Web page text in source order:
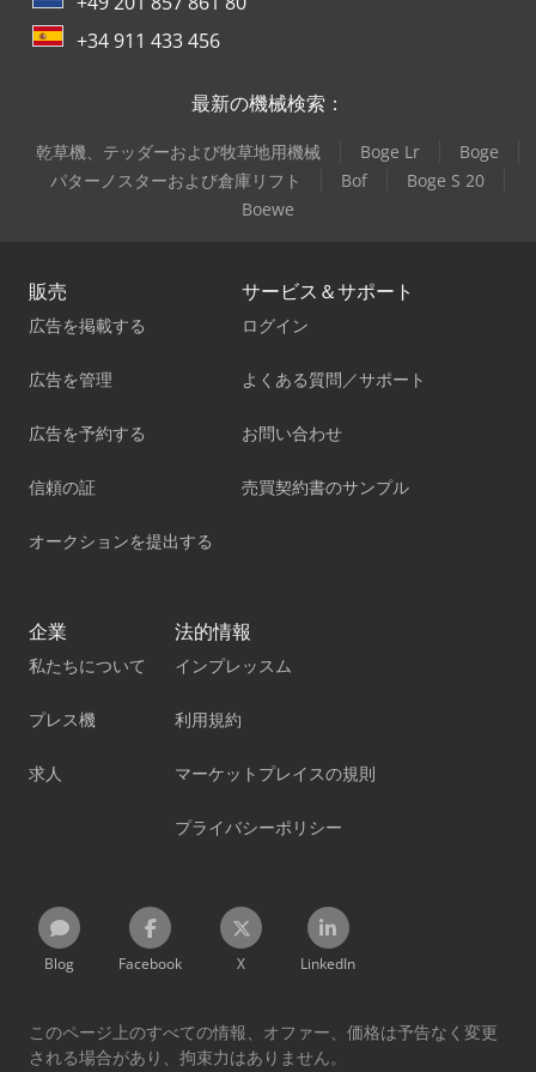
+34 911 433 456
最新の機械検索：
乾草機、テッダーおよび牧草地用機械 Boge Lr
Boge
パターノスターおよび倉庫リフト
Bof
Boge S 20
Boewe
販売
広告を掲載する
広告を管理
広告を予約する
信頼の証
オークションを提出する
サービス＆サポート
ログイン
よくある質問／サポート
お問い合わせ
売買契約書のサンプル
企業
私たちについて
プレス機
求人
法的情報
インプレッスム
利用規約
マーケットプレイスの規則
プライバシーポリシー
Blog Facebook X LinkedIn
このページ上のすべての情報、オファー、価格は予告なく変更
される場合があり、拘束力はありません。